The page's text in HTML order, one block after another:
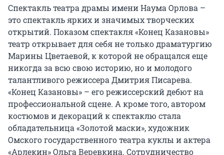
Спектакль театра драмы имени Наума Орлова –
это спектакль ярких и значимых творческих
открытий. Показом спектакля «Конец Казановы»
театр открывает для себя не только драматургию
Марины Цветаевой, к которой не обращался еще
никогда за всю свою историю, но и молодого
талантливого режиссера Дмитрия Писарева.
«Конец Казановы» – его режиссерский дебют на
профессиональной сцене. А кроме того, автором
костюмов и декораций к спектаклю стала
обладательница «Золотой маски», художник
Омского государственного театра куклы и актера
«Арлекин» Ольга Веревкина. Сотрудничество